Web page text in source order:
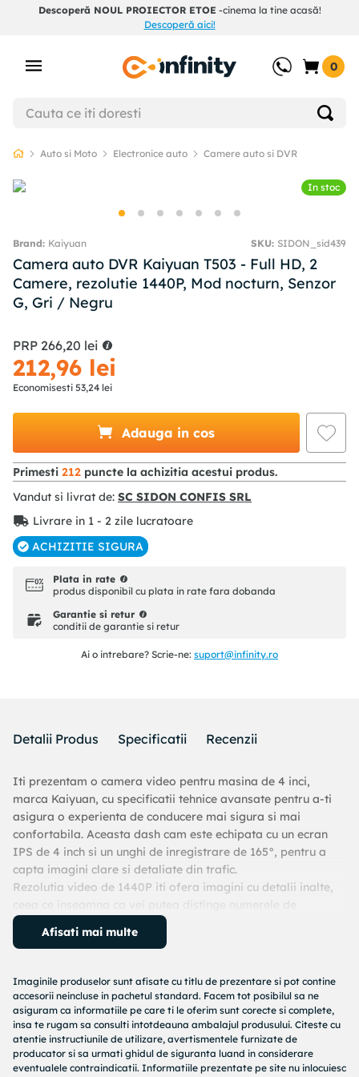
Descoperă NOUL PROIECTOR ETOE -cinema la tine acasă!
Descoperă aici!
0
Auto si Moto Electronice auto Camere auto si DVR
In stoc
Kaiyuan SKU: SIDON_sid439
Camera auto DVR Kaiyuan T503 - Full HD, 2
Camere, rezolutie 1440P, Mod nocturn, Senzor
G, Gri / Negru
PRP 266,20 lei
212,96 lei
Economisesti 53,24 lei
Adauga in cos
Primesti 212 puncte la achizitia acestui produs.
Vandut si livrat de: SC SIDON CONFIS SRL
Livrare in 1 - 2 zile lucratoare
ACHIZITIE SIGURA
Plata in rate
produs disponibil cu plata in rate fara dobanda
Garantie si retur
conditii de garantie si retur
Ai o intrebare? Scrie-ne: suport@infinity.ro
Detalii Produs Specificatii Recenzii
Iti prezentam o camera video pentru masina de 4 inci,
marca Kaiyuan, cu specificatii tehnice avansate pentru a-ti
asigura o experienta de conducere mai sigura si mai
confortabila. Aceasta dash cam este echipata cu un ecran
IPS de 4 inch si un unghi de inregistrare de 165°, pentru a
capta imagini clare si detaliate din trafic.
Rezolutia video de 1440P iti ofera imagini cu detalii inalte,
inmatriculare si alte informatii esentiale in orice moment al
zilei. De asemenea, functia de inregistrare duala si lentila
in spatele masinii tale.
Cu aceasta camera cu oglinda retrovizoare, ai posibilitatea
de a monitoriza inregistrarile din trafic in timp real si, cu
ajutorul functiei de inregistrare in bucla, nu vei mai pierde
niciodata niciun moment important.
Avand senzor G integrat, dash cam-ul va detecta automat
Afisati mai multe
Imaginile produselor sunt afisate cu titlu de prezentare si pot contine
accesorii neincluse in pachetul standard. Facem tot posibilul sa ne
asiguram ca informatiile pe care ti le oferim sunt corecte si complete,
insa te rugam sa consulti intotdeauna ambalajul produsului. Citeste cu
atentie instructiunile de utilizare, avertismentele furnizate de
producator si sa urmati ghidul de siguranta luand in considerare
eventualele contraindicatii. Informatiile prezentate pe site nu inlocuiesc